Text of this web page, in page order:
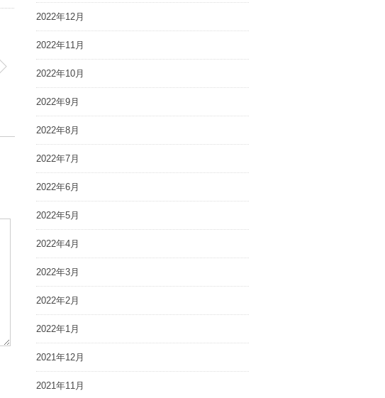
2022年12月
2022年11月
2022年10月
2022年9月
2022年8月
2022年7月
2022年6月
2022年5月
2022年4月
2022年3月
2022年2月
2022年1月
2021年12月
2021年11月